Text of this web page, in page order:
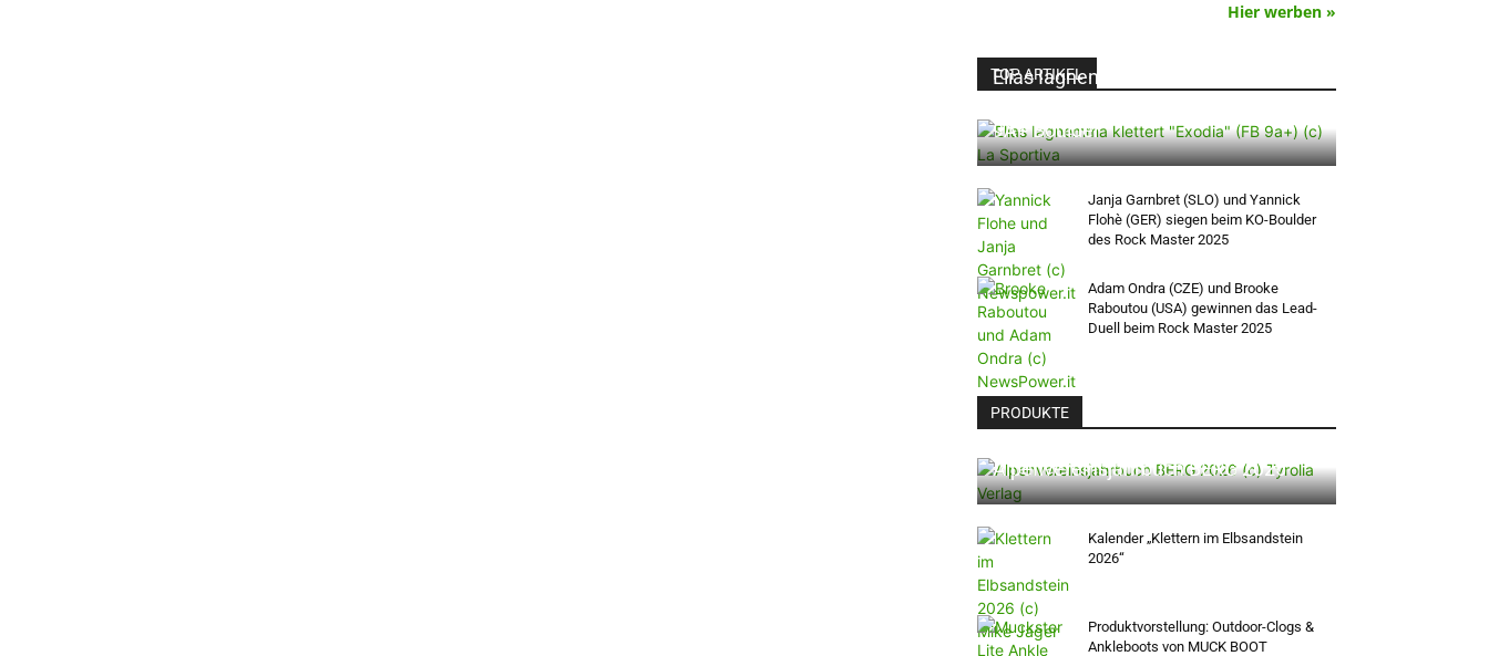
Hier werben »
TOP ARTIKEL
Elias Iagnemma klettert „Exodia“: Ein
9A+ Boulder
Janja Garnbret (SLO) und Yannick
Flohè (GER) siegen beim KO-Boulder
des Rock Master 2025
Adam Ondra (CZE) und Brooke
Raboutou (USA) gewinnen das Lead-
Duell beim Rock Master 2025
PRODUKTE
Alpenvereinsjahrbuch BERG 2026
Kalender „Klettern im Elbsandstein
2026“
Produktvorstellung: Outdoor-Clogs &
Ankleboots von MUCK BOOT